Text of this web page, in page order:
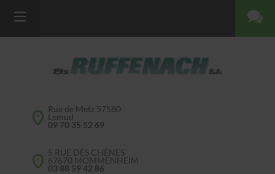
Rue de Metz 57580
Lemud
09 70 35 52 69
5 RUE DES CHENES
67670 MOMMENHEIM
03 88 59 42 86